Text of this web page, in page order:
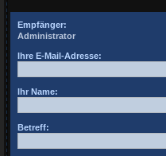
Empfänger:
Administrator
Ihre E-Mail-Adresse:
Ihr Name:
Betreff: